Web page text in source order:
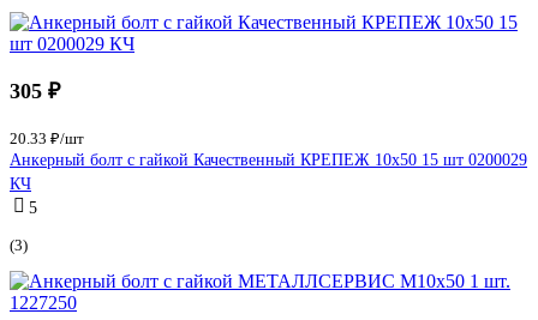
305 ₽
20.33 ₽/шт
Анкерный болт с гайкой Качественный КРЕПЕЖ 10х50 15 шт 0200029
КЧ
5
(3)